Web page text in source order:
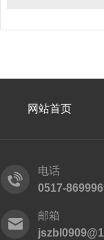
网站首页
电话
0517-
邮箱